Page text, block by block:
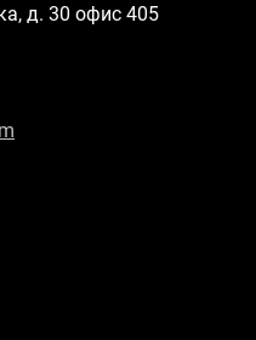
д. 30 офис 405